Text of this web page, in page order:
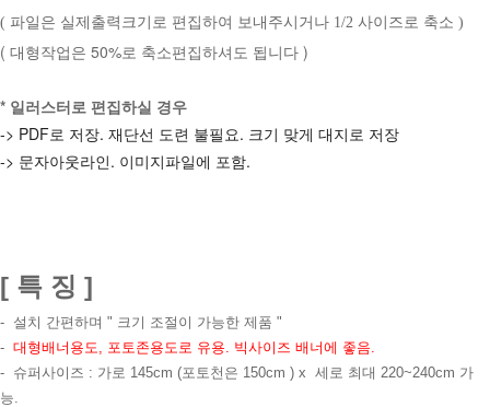
( 파일은 실제출력크기로 편집하여 보내주시거나 1/2 사이즈로 축소 )
( 대형작업은 50%로 축소편집하셔도 됩니다 )
* 일러스터로 편집하실 경우
-> PDF로 저장. 재단선 도련 불필요. 크기 맞게 대지로 저장
-> 문자아웃라인. 이미지파일에 포함.
[ 특 징 ]
- 설치 간편하며 " 크기 조절이 가능한 제품 "
- 대형배너용도, 포토존용도로 유용. 빅사이즈 배너에 좋음.
- 슈퍼사이즈 : 가로 145cm (포토천은 150cm ) x 세로 최대 220~240cm 가
능.